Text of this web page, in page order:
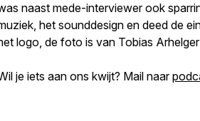
naast mede-interviewer ook
het sounddesign en deed de
logo, de foto is van Tobias
je iets aan ons kwijt? Mail naar